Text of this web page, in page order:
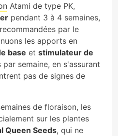
Atami de type PK,
pendant 3 à 4 semaines,
par le
les apports en
base et stimulateur de
semaine, en s'assurant
pas de signes de
de floraison, les
sur les plantes
Queen Seeds, qui ne